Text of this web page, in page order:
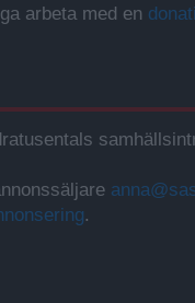
arbeta med en
.